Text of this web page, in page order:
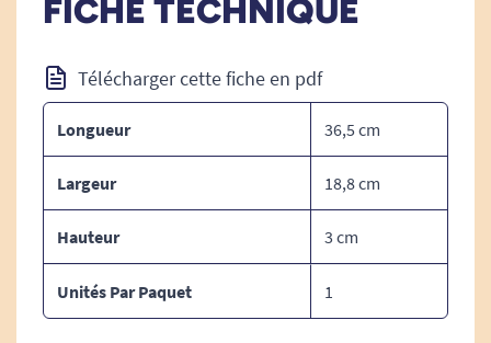
Retrouvez toutes nos aides techniques au repas.
FICHE TECHNIQUE
Télécharger cette fiche en pdf
Longueur 36,5 cm
Largeur 18,8 cm
Hauteur 3 cm
Unités Par Paquet 1